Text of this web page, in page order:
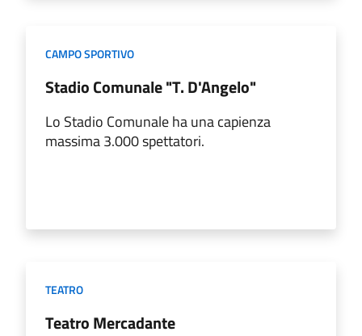
CAMPO SPORTIVO
Stadio Comunale "T. D'Angelo"
Lo Stadio Comunale ha una capienza
massima 3.000 spettatori.
TEATRO
Teatro Mercadante